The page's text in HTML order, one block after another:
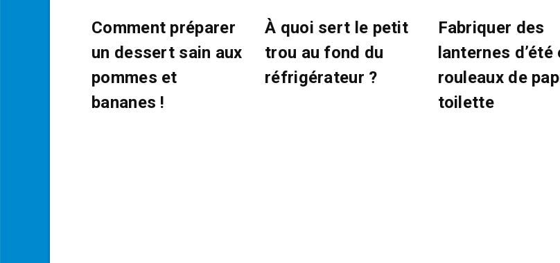
Comment préparer
un dessert sain aux
pommes et
bananes !
À quoi sert le petit
trou au fond du
réfrigérateur ?
Fabriquer des
lanternes d’été
rouleaux de
toilette